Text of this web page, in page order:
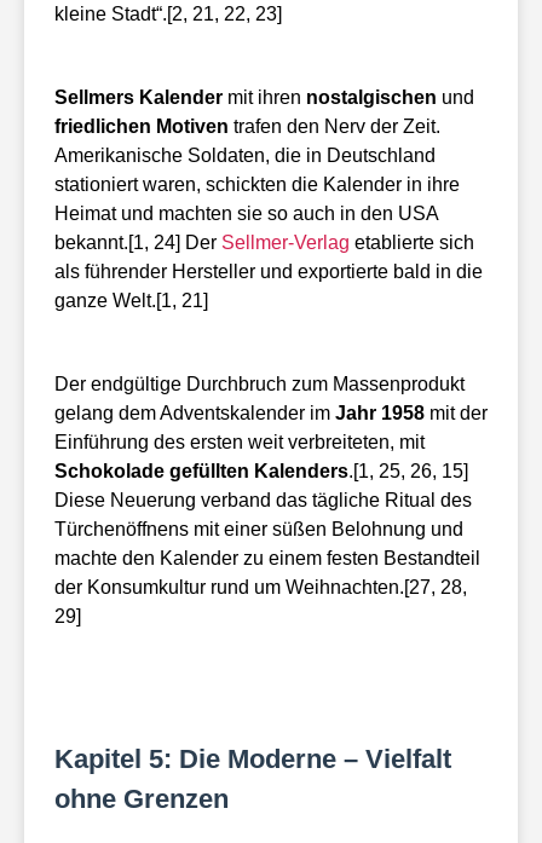
kleine Stadt“.[2, 21, 22, 23]
Sellmers Kalender mit ihren nostalgischen und
friedlichen Motiven trafen den Nerv der Zeit.
Amerikanische Soldaten, die in Deutschland
stationiert waren, schickten die Kalender in ihre
Heimat und machten sie so auch in den USA
bekannt.[1, 24] Der Sellmer-Verlag etablierte sich
als führender Hersteller und exportierte bald in die
ganze Welt.[1, 21]
Der endgültige Durchbruch zum Massenprodukt
gelang dem Adventskalender im Jahr 1958 mit der
Einführung des ersten weit verbreiteten, mit
Schokolade gefüllten Kalenders.[1, 25, 26, 15]
Diese Neuerung verband das tägliche Ritual des
Türchenöffnens mit einer süßen Belohnung und
machte den Kalender zu einem festen Bestandteil
der Konsumkultur rund um Weihnachten.[27, 28,
29]
Kapitel 5: Die Moderne – Vielfalt
ohne Grenzen